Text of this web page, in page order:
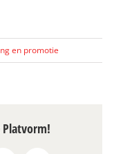
en promotie
Platvorm!